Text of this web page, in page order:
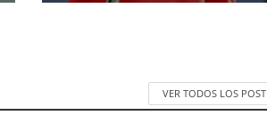
VER TODOS LOS POST